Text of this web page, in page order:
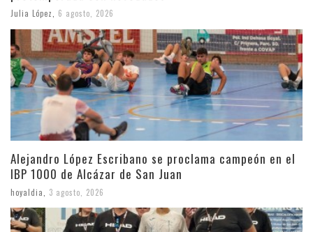
Julia López 6 agosto, 2026
Alejandro López Escribano se proclama campeón en el
IBP 1000 de Alcázar de San Juan
hoyaldia 3 agosto, 2026